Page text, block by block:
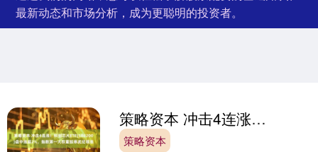
最新动态和市场分析，成为更聪明的投资者。
策略资本 冲击4连涨！科创芯片ETF(588200)盘中涨超2%，指数第一大权重股寒武纪领涨
策略资本